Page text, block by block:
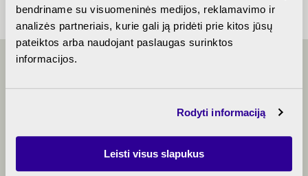
bendriname su visuomeninės medijos, reklamavimo ir
analizės partneriais, kurie gali ją pridėti prie kitos jūsų
pateiktos arba naudojant paslaugas surinktos
informacijos.
Rodyti informaciją
Leisti visus slapukus
BENDRAUKIME
+370 5 214 0656